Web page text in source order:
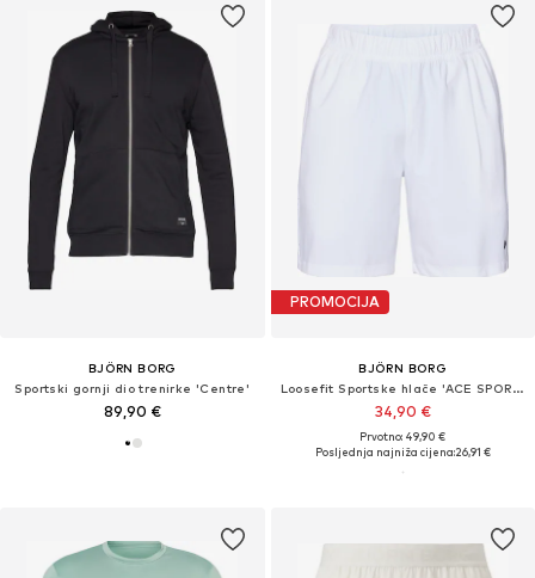
BJÖRN BORG
Sportski gornji dio trenirke 'Centre'
89,90 €
PROMOCIJA
BJÖRN BORG
Loosefit Sportske hlače 'ACE SPORTS 8'
34,90 €
Prvotno: 49,90 €
Posljednja najniža cijena:26,91 €